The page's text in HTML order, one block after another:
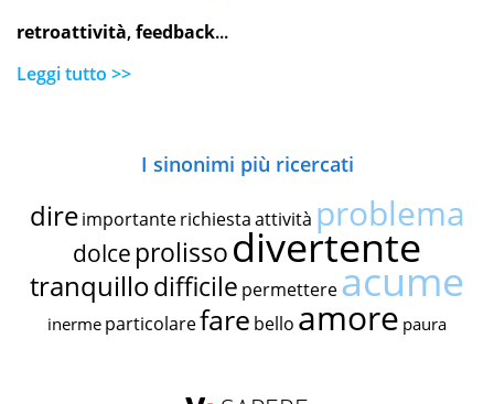
retroattività,feedback...
Leggi tutto >>
I sinonimi più ricercati
dire importante richiestaattività problema
dolce prolissodivertente
tranquillodifficile permettereacume
inerme particolarefare bello amore paura